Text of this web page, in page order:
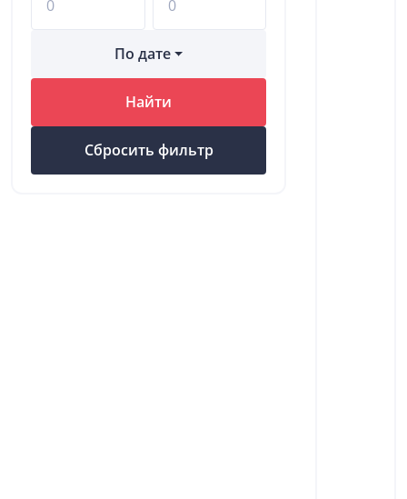
По дате
Найти
Сбросить фильтр